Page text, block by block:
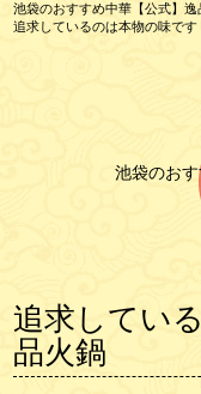
池袋のおすすめ中華【公式】
追求しているのは本物の味です
池袋のおす
追求してい
品火鍋